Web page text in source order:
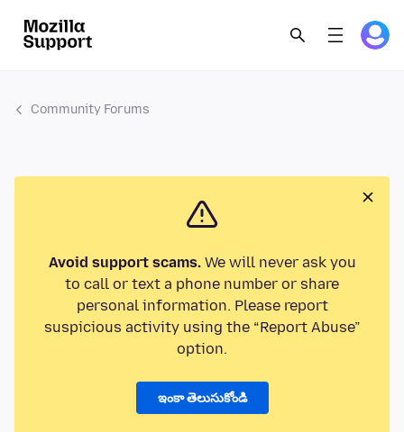
Community Forums
Avoid support scams.We will never ask you
to call or text a phone number or share
personal information. Please report
suspicious activity using the “Report Abuse”
option.
ఇంకా తెలుసుకోండి